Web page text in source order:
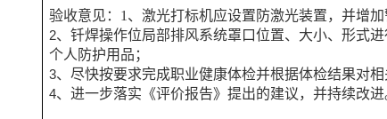
验收意见：1、激光打标机应设置防激光装置，并增加
2、钎焊操作位局部排风系统罩口位置、大小、形式
个人防护用品；
3、尽快按要求完成职业健康体检并根据体检结果对相
4、进一步落实《评价报告》提出的建议，并持续改进